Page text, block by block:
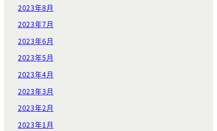
2023年8月
2023年7月
2023年6月
2023年5月
2023年4月
2023年3月
2023年2月
2023年1月